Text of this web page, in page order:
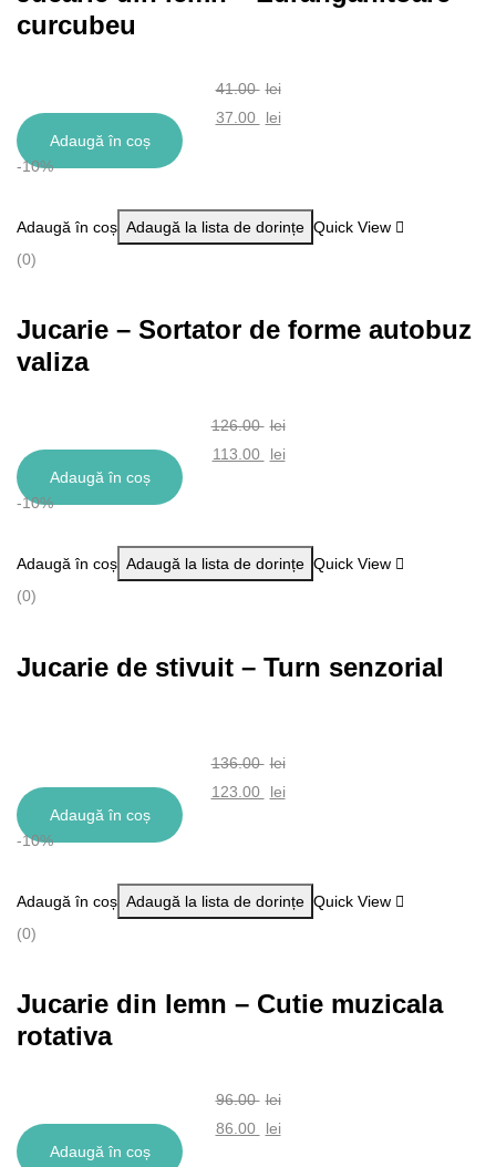
curcubeu
41.00 lei
Prețul
41.00 lei.
37.00
lei
37.00 lei.
Adaugă în coș
-10%
Adaugă în coș Adaugă la lista de dorințe Quick View
(0)
Jucarie – Sortator de forme autobuz
valiza
126.00 lei
Prețul
126.00 lei.
113.00
lei
113.00 lei.
Adaugă în coș
-10%
Adaugă în coș Adaugă la lista de dorințe Quick View
(0)
Jucarie de stivuit – Turn senzorial
136.00 lei
Prețul
136.00 lei.
123.00
lei
123.00 lei.
Adaugă în coș
-10%
Adaugă în coș Adaugă la lista de dorințe Quick View
(0)
Jucarie din lemn – Cutie muzicala
rotativa
96.00 lei
Prețul
86.00
lei
Adaugă în coș